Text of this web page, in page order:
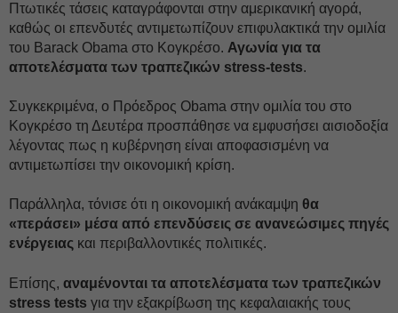
Πτωτικές τάσεις καταγράφονται στην αμερικανική αγορά,
καθώς οι επενδυτές αντιμετωπίζουν επιφυλακτικά την ομιλία
του Barack Obama στο Κογκρέσο. Αγωνία για τα
αποτελέσματα των τραπεζικών stress-tests.
Συγκεκριμένα, ο Πρόεδρος Obama στην ομιλία του στο
Κογκρέσο τη Δευτέρα προσπάθησε να εμφυσήσει αισιοδοξία
λέγοντας πως η κυβέρνηση είναι αποφασισμένη να
αντιμετωπίσει την οικονομική κρίση.
Παράλληλα, τόνισε ότι η οικονομική ανάκαμψη θα
«περάσει» μέσα από επενδύσεις σε ανανεώσιμες πηγές
ενέργειας και περιβαλλοντικές πολιτικές.
Επίσης, αναμένονται τα αποτελέσματα των τραπεζικών
stress tests για την εξακρίβωση της κεφαλαιακής τους